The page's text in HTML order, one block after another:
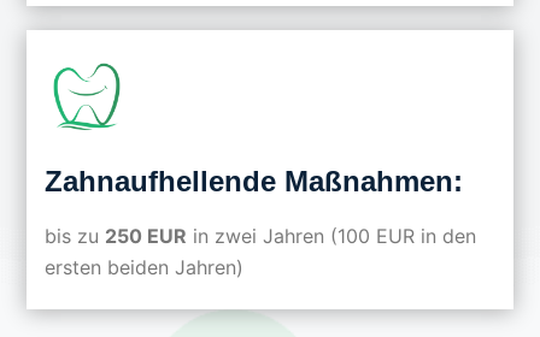
Zahnaufhellende Maßnahmen:
bis zu 250 EUR in zwei Jahren (100 EUR in den
ersten beiden Jahren)